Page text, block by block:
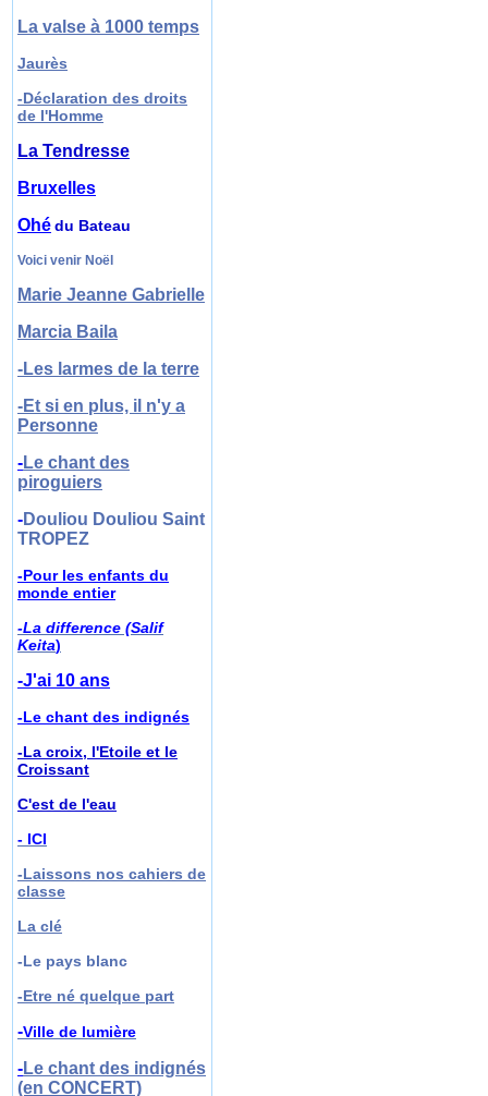
La valse à 1000 temps
Jaurès
-Déclaration des droits
de l'Homme
La Tendresse
Bruxelles
Ohédu Bateau
Voici venir Noël
Marie Jeanne Gabrielle
Marcia Baila
-Les larmes de la terre
-Et si en plus, il n'y a
Personne
-Le chant des
piroguiers
-Douliou Douliou Saint
TROPEZ
-Pour les enfants du
monde entier
-La difference (Salif
Keita)
-J'ai 10 ans
-Le chant des indignés
-La croix, l'Etoile et le
Croissant
C'est de l'eau
- ICI
-Laissons nos cahiers de
classe
La clé
-Le pays blanc
-Etre né quelque part
-Ville de lumière
-Le chant des indignés
(en CONCERT)